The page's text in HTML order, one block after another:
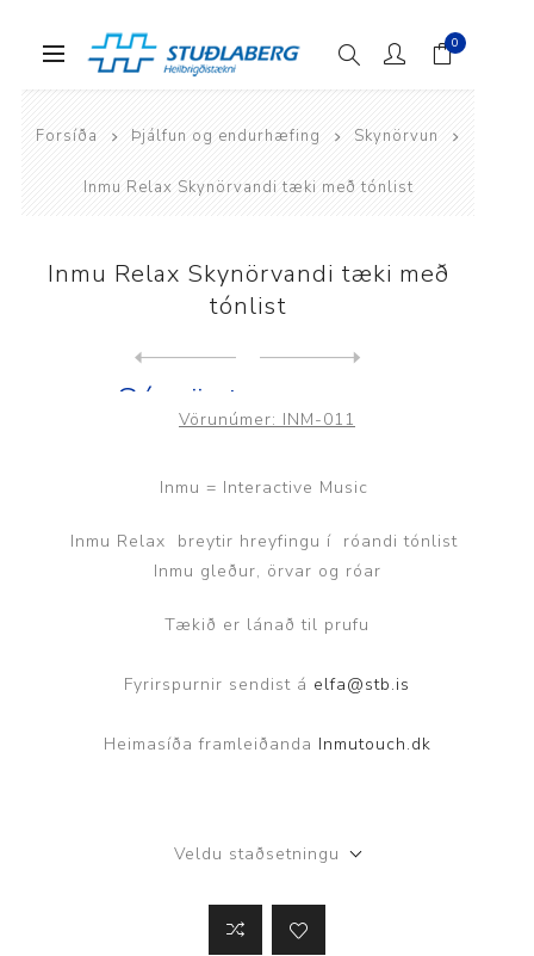
Vörunúmer: INM-011
Inmu = Interactive Music
Inmu Relax breytir hreyfingu í róandi tónlist
Inmu gleður, örvar og róar
Tækið er lánað til prufu
Fyrirspurnir sendist á elfa@stb.is
Heimasíða framleiðanda Inmutouch.dk
Veldu staðsetningu